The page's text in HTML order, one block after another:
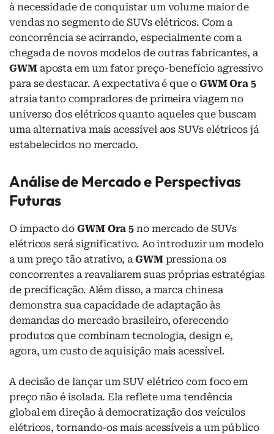
à necessidade de conquistar um volume maior de
vendas no segmento de SUVs elétricos. Com a
concorrência se acirrando, especialmente com a
chegada de novos modelos de outras fabricantes, a
GWMaposta em um fator preço-benefício agressivo
para se destacar. A expectativa é que o GWM Ora 5
atraia tanto compradores de primeira viagem no
universo dos elétricos quanto aqueles que buscam
uma alternativa mais acessível aos SUVs elétricos já
estabelecidos no mercado.
Análise de Mercado e Perspectivas
Futuras
O impacto do GWM Ora 5 no mercado de SUVs
elétricos será significativo. Ao introduzir um modelo
a um preço tão atrativo, a GWMpressiona os
concorrentes a reavaliarem suas próprias estratégias
de precificação. Além disso, a marca chinesa
demonstra sua capacidade de adaptação às
demandas do mercado brasileiro, oferecendo
produtos que combinam tecnologia, design e,
agora, um custo de aquisição mais acessível.
A decisão de lançar um SUV elétrico com foco em
preço não é isolada. Ela reflete uma tendência
global em direção à democratização dos veículos
elétricos, tornando-os mais acessíveis a um público